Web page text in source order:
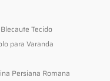
Tecido
para Varanda
Persiana Romana